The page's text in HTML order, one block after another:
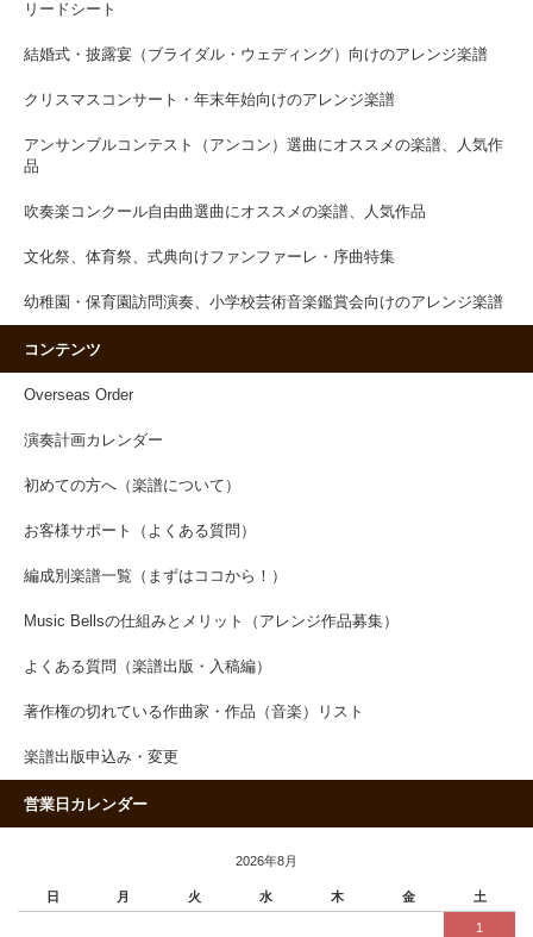
リードシート
結婚式・披露宴（ブライダル・ウェディング）向けのアレンジ楽譜
クリスマスコンサート・年末年始向けのアレンジ楽譜
アンサンブルコンテスト（アンコン）選曲にオススメの楽譜、人気作
品
吹奏楽コンクール自由曲選曲にオススメの楽譜、人気作品
文化祭、体育祭、式典向けファンファーレ・序曲特集
幼稚園・保育園訪問演奏、小学校芸術音楽鑑賞会向けのアレンジ楽譜
コンテンツ
Overseas Order
演奏計画カレンダー
初めての方へ（楽譜について）
お客様サポート（よくある質問）
編成別楽譜一覧（まずはココから！）
Music Bellsの仕組みとメリット（アレンジ作品募集）
よくある質問（楽譜出版・入稿編）
著作権の切れている作曲家・作品（音楽）リスト
楽譜出版申込み・変更
営業日カレンダー
2026年8月
日 月 火 水 木 金 土
1